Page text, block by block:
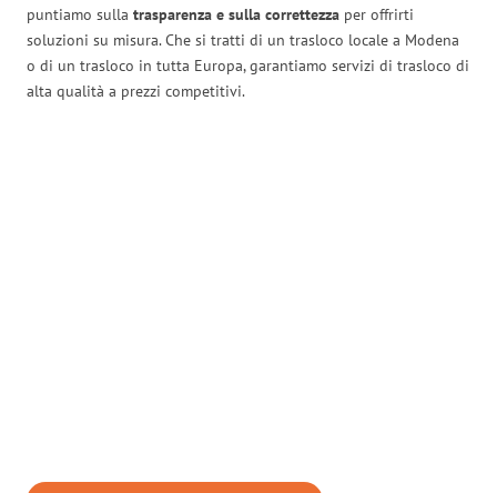
puntiamo sulla trasparenza e sulla correttezza per offrirti
soluzioni su misura. Che si tratti di un trasloco locale a Modena
o di un trasloco in tutta Europa, garantiamo servizi di trasloco di
alta qualità a prezzi competitivi.